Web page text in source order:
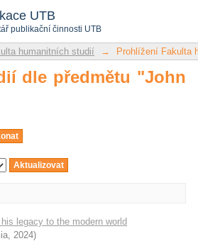
UTB
publikační činnosti UTB
předmětu "John
humanitních studií → Prohlížení Fakulta
dle předmětu "John
legacy to the modern world
, 2024)